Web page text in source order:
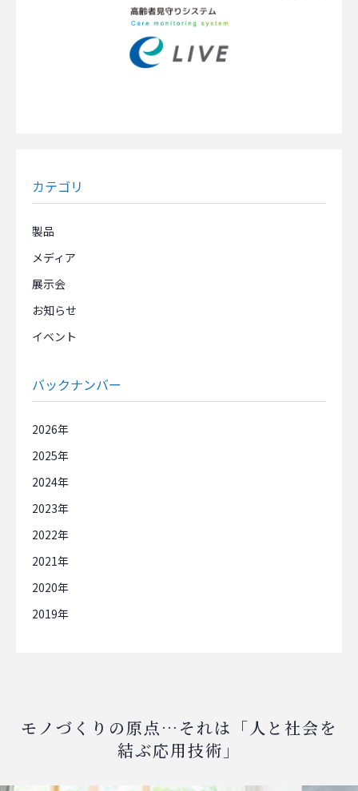
カテゴリ
製品
メディア
展示会
お知らせ
イベント
バックナンバー
2026
2025
2024
2023
2022
2021
2020
2019
モノづくりの原点…それは「人と社会を
結ぶ応用技術」